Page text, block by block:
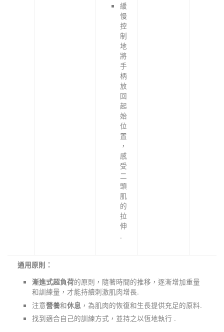
緩
慢
控
制
地
將
手
柄
放
回
起
始
位
置
，
感
受
二
頭
肌
的
拉
伸
.
通用原則：
漸進式超負荷的原則，隨著時間的推移，逐漸增加重量
和訓練量，才能持續刺激肌肉增長.
注意營養和休息 ，為肌肉的恢復和生長提供充足的原料.
找到適合自己的訓練方式，並持之以恆地執行 .